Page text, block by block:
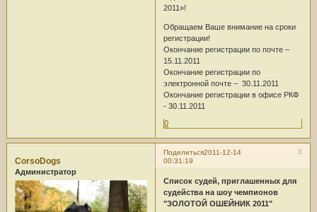
2011»!
Обращаем Ваше внимание на сроки
регистрации!
Окончание регистрации по почте –
15.11.2011
Окончание регистрации по
электронной почте – 30.11.2011
Окончание регистрации в офисе РКФ
- 30.11.2011
0
Поделиться 3
2011-12-14
00:31:19
CorsoDogs
Администратор
Список судей, приглашенных для
судейства на шоу чемпионов
"ЗОЛОТОЙ ОШЕЙНИК 2011"